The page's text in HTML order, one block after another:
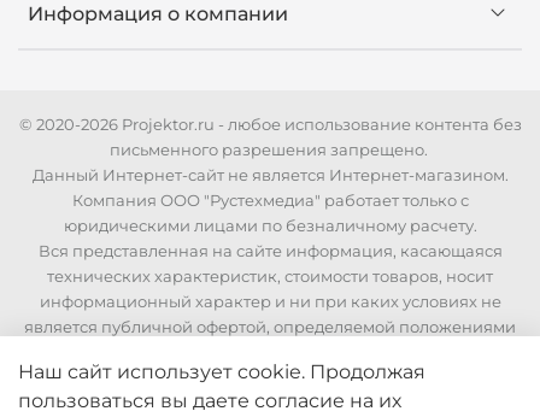
Информация о компании
© 2020-2026 Projektor.ru - любое использование контента без
письменного разрешения запрещено.
Данный Интернет-сайт не является Интернет-магазином.
Компания ООО "Рустехмедиа" работает только с
юридическими лицами по безналичному расчету.
Вся представленная на сайте информация, касающаяся
технических характеристик, стоимости товаров, носит
информационный характер и ни при каких условиях не
является публичной офертой, определяемой положениями
стоимости и технических характеристик необходимо
связаться с нашими менеджерами по телефонам указанным
Наш сайт использует cookie. Продолжая
пользоваться вы даете согласие на их